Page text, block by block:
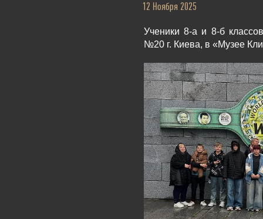
12 Ноября 2025
Ученики 8-а и 8-б
№20 г. Киева, в «Музее